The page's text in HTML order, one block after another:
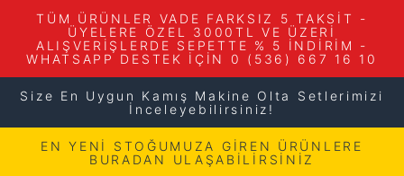
TÜM ÜRÜNLER VADE FARKSIZ 5 TAKSİT -
ÜYELERE ÖZEL 3000TL VE ÜZERİ
ALIŞVERİŞLERDE SEPETTE % 5 İNDİRİM -
WHATSAPP DESTEK İÇİN 0 (536) 667 16 10
Size En Uygun Kamış Makine Olta Setlerimizi
İnceleyebilirsiniz!
EN YENİ STOĞUMUZA GİREN ÜRÜNLERE
BURADAN ULAŞABİLİRSİNİZ